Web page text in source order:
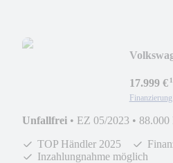
17.999 €¹
Unfallfrei • EZ 05/2023 • 88.000
TOP Händler 2025
Inzahlungnahme möglich